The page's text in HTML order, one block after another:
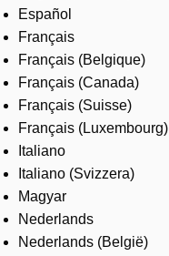
Español
Français
Français (Belgique)
Français (Canada)
Français (Suisse)
Français (Luxembourg)
Italiano
Italiano (Svizzera)
Magyar
Nederlands
Nederlands (België)